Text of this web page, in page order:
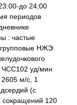
до 24;00
периодов
: частые
групповые НЖЭ
ЧСС102 уд/мин
м/с, 1
(с
сокращений 120